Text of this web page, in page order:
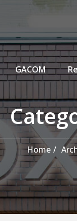
GACOM
Home